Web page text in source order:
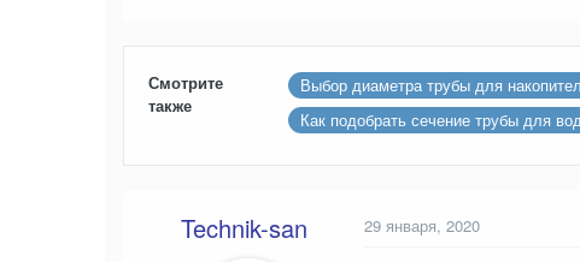
Смотрите
также
Выбор диаметра трубы для
Как подобрать сечение трубы для
Technik-san 29 января, 2020